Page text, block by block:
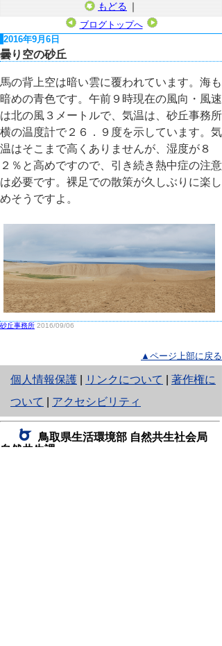
もどる ｜
ブログトップへ
2016年9月6日
曇り空の砂丘
馬の背上空は暗い雲に覆われています。海も
暗めの青色です。午前９時現在の風向・風速
は北の風３メートルで、気温は、砂丘事務所
横の温度計で２６．９度を示しています。気
温はそこまで高くありませんが、湿度が８
２％と高めですので、引き続き熱中症の注意
は必要です。裸足での散策が久しぶりに楽し
めそうですよ。
砂丘事務所 2016/09/06
▲ページ上部に戻る
個人情報保護
と
り
ネ
ッ
リンクについて
著作権に
ついて
アクセシビリティ
鳥取県生活環境部 自然共生社会局
自然共生課